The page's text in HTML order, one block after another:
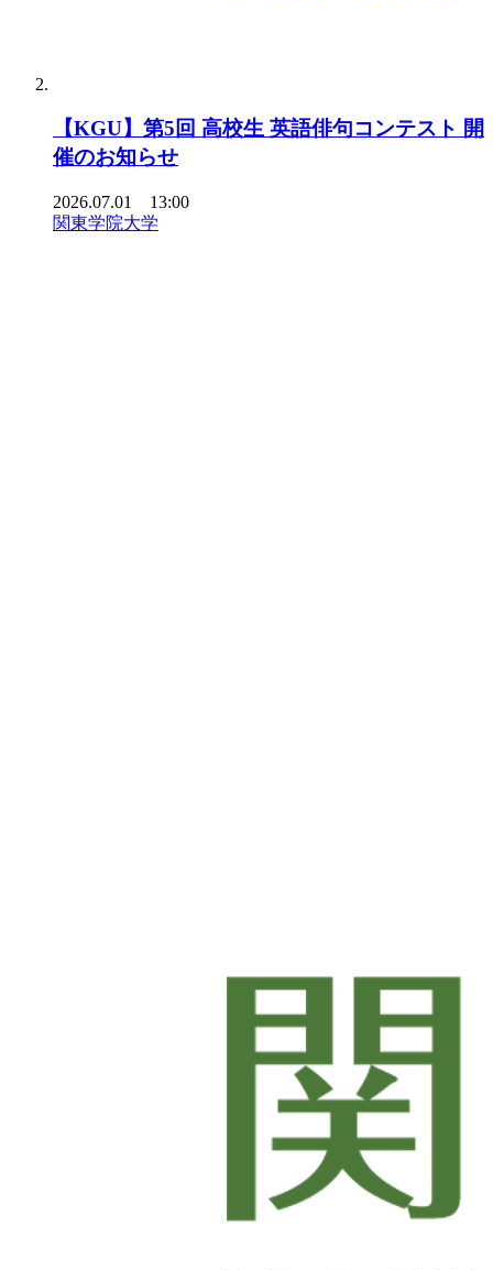
【KGU】第5回 高校生 英語俳句コンテスト 開
催のお知らせ
2026.07.01 13:00
関東学院大学